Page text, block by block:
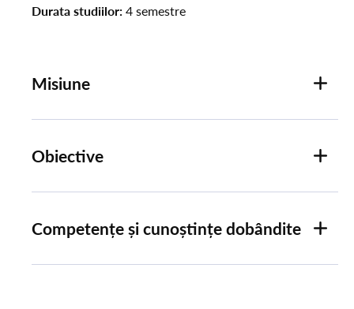
Durata studiilor:4 semestre
Misiune
Obiective
Competențe și cunoștințe dobândite